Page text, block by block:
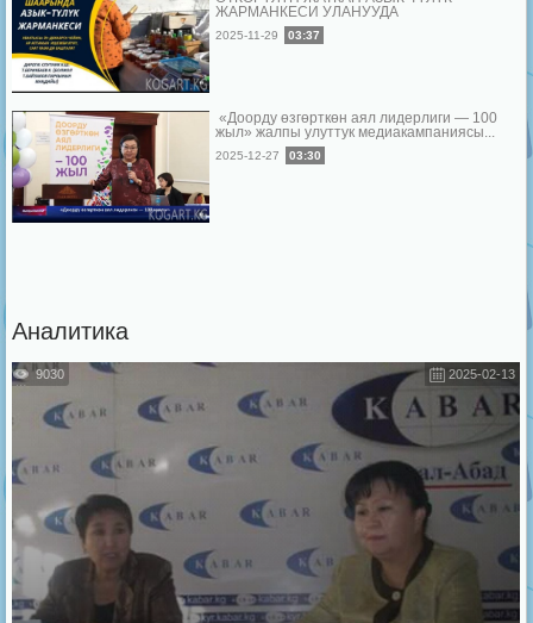
ЖАРМАНКЕСИ УЛАНУУДА
2025-11-29 03:37
«Доорду өзгөрткөн аял лидерлиги — 100
жыл» жалпы улуттук медиакампаниясы...
2025-12-27 03:30
Аналитика
2025-02-13
9030